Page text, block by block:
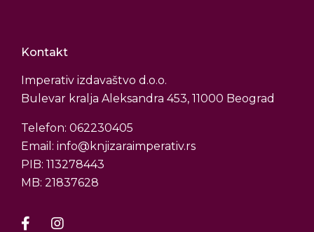
Kontakt
Imperativ izdavaštvo d.o.o.
Bulevar kralja Aleksandra 453, 11000 Beograd
Telefon: 062230405
Email: info@knjizaraimperativ.rs
PIB: 113278443
MB: 21837628